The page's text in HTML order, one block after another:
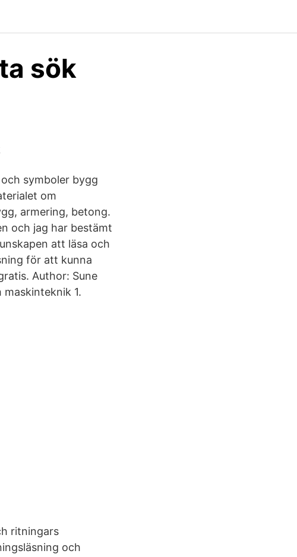
sök
symboler bygg
om
armering, betong.
och jag har bestämt
att läsa och
för att kunna
Author: Sune
1.
ritningars
och